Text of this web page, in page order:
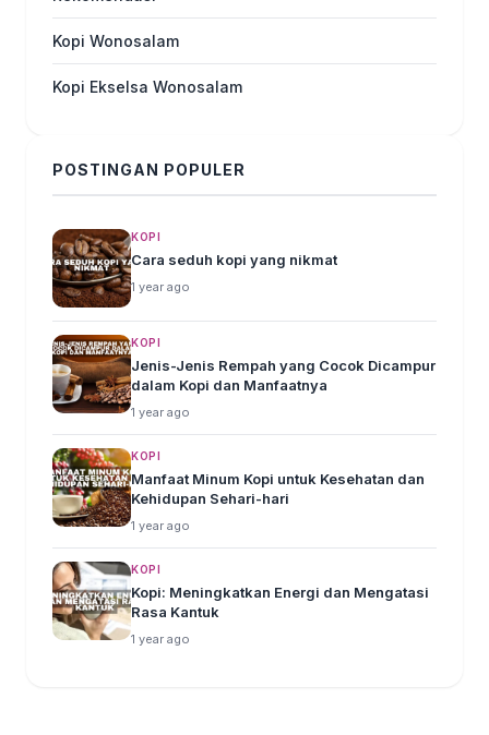
Kopi Wonosalam
Kopi Ekselsa Wonosalam
POSTINGAN POPULER
KOPI
Cara seduh kopi yang nikmat
1 year ago
KOPI
Jenis-Jenis Rempah yang Cocok Dicampur
dalam Kopi dan Manfaatnya
1 year ago
KOPI
Manfaat Minum Kopi untuk Kesehatan dan
Kehidupan Sehari-hari
1 year ago
KOPI
Kopi: Meningkatkan Energi dan Mengatasi
Rasa Kantuk
1 year ago